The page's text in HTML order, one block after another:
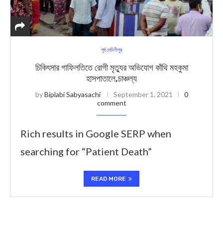
পূর্ব মেদিনীপুর
চিকিৎসার গাফিলতিতে রোগী মৃত্যুর অভিযোগ কাঁথি মহকুমা
হাসপাতালে,চাঞ্চল্য
byBiplabi Sabyasachi September 1, 2021
0
comment
Rich results in Google SERP when
searching for “Patient Death”
READ MORE